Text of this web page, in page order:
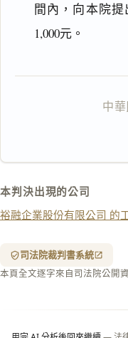
間內，向本院
1,000元。
中
本判決出現的公司
裕融企業股份有限公司 的
司法院裁判書系統
本頁全文逐字來自司法院公開